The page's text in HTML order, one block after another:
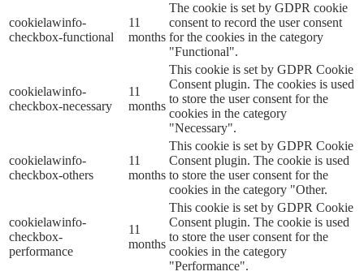
cookielawinfo-
checkbox-functional
11
months
The cookie is set by GDPR cookie
consent to record the user consent
for the cookies in the category
"Functional".
cookielawinfo-
checkbox-necessary
11
months
This cookie is set by GDPR Cookie
Consent plugin. The cookies is used
to store the user consent for the
cookies in the category
"Necessary".
cookielawinfo-
checkbox-others
11
months
This cookie is set by GDPR Cookie
Consent plugin. The cookie is used
to store the user consent for the
cookies in the category "Other.
cookielawinfo-
checkbox-
performance
11
months
This cookie is set by GDPR Cookie
Consent plugin. The cookie is used
to store the user consent for the
cookies in the category
"Performance".